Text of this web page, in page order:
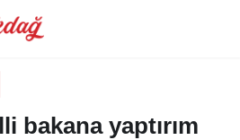
bakana yaptırım